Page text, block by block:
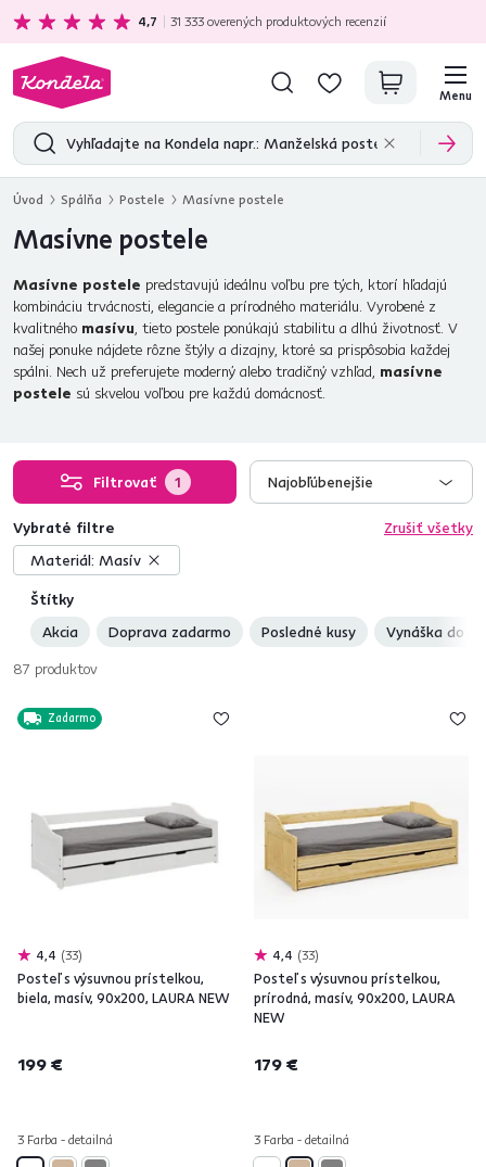
Ekologická doprava zadarmo nad 199 €
4,7 31 333 overených produktových recenzií
Menu
Úvod Spálňa Postele Masívne postele
Masívne postele
Masívne postele predstavujú ideálnu voľbu pre tých, ktorí hľadajú
kombináciu trvácnosti, elegancie a prírodného materiálu. Vyrobené z
kvalitného masívu, tieto postele ponúkajú stabilitu a dlhú životnosť. V
našej ponuke nájdete rôzne štýly a dizajny, ktoré sa prispôsobia každej
spálni. Nech už preferujete moderný alebo tradičný vzhľad, masívne
postele sú skvelou voľbou pre každú domácnosť.
Filtrovať 1 Najobľúbenejšie
Štítky
Akcia
Doprava zadarmo Posledné kusy Vynáška do
Vybraté filtre
Zrušiť všetky
Materiál: Masív
87 produktov
Zadarmo
4,4 33
Posteľ s výsuvnou prístelkou,
biela, masív, 90x200, LAURA NEW
199 €
3 Farba - detailná
4,4 33
Posteľ s výsuvnou prístelkou,
prírodná, masív, 90x200, LAURA
NEW
179 €
3 Farba - detailná